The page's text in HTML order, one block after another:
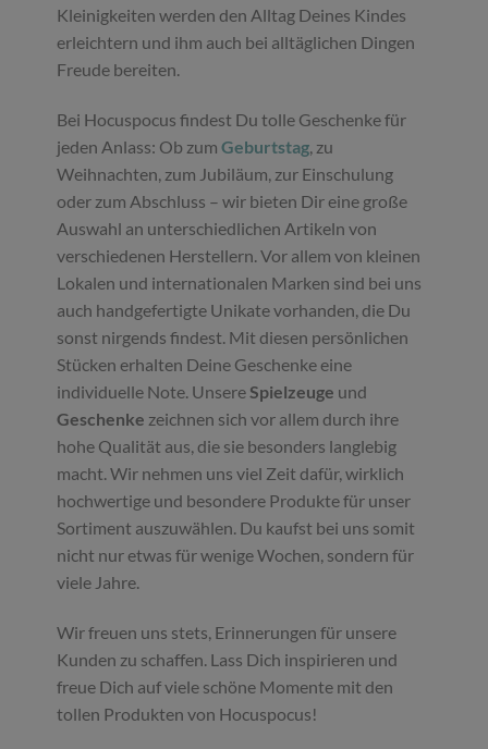
Kleinigkeiten werden den Alltag Deines Kindes
erleichtern und ihm auch bei alltäglichen Dingen
Freude bereiten.
Bei Hocuspocus findest Du tolle Geschenke für
jeden Anlass: Ob zumGeburtstag, zu
Weihnachten, zum Jubiläum, zur Einschulung
oder zum Abschluss – wir bieten Dir eine große
Auswahl an unterschiedlichen Artikeln von
verschiedenen Herstellern. Vor allem von kleinen
Lokalen und internationalen Marken sind bei uns
auch handgefertigte Unikate vorhanden, die Du
sonst nirgends findest. Mit diesen persönlichen
Stücken erhalten Deine Geschenke eine
individuelle Note. UnsereSpielzeuge und
Geschenke zeichnen sich vor allem durch ihre
hohe Qualität aus, die sie besonders langlebig
macht. Wir nehmen uns viel Zeit dafür, wirklich
hochwertige und besondere Produkte für unser
Sortiment auszuwählen. Du kaufst bei uns somit
nicht nur etwas für wenige Wochen, sondern für
viele Jahre.
Wir freuen uns stets, Erinnerungen für unsere
Kunden zu schaffen. Lass Dich inspirieren und
freue Dich auf viele schöne Momente mit den
tollen Produkten von Hocuspocus!